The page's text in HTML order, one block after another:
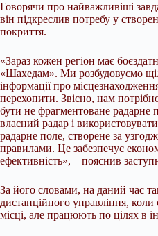
Говорячи про найважливіші
він підкреслив потребу у
покриття.
«Зараз кожен регіон має
«Шахедам». Ми розбудовуємо
інформації про
перехопити. Звісно, нам
бути не фрагментоване радарне
власний радар і
радарне поле, створене за
правилами. Це забезпечує
ефективність», – пояснив
За його словами, на даний час
дистанційного управління,
місці, але працюють по цілях в